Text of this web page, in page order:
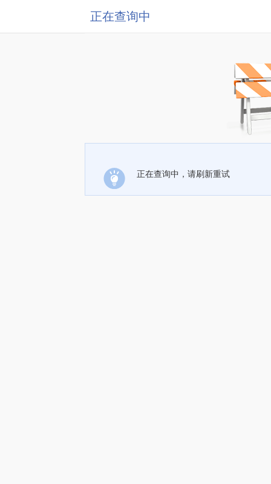
正在查询中
正在查询中，请刷新重试